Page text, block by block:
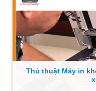
Thủ thuật Máy in